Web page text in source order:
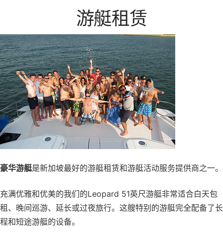
游艇租赁
豪华游艇是新加坡最好的游艇租赁和游艇活动服务提供商之一。
充满优雅和优美的我们的Leopard 51英尺游艇非常适合白天包
租、晚间巡游、延长或过夜旅行。这艘特别的游艇完全配备了长
程和短途游艇的设备。